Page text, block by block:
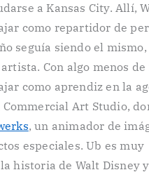
a Kansas City. Allí,
como repartidor de
seguía siendo el mismo,
Con algo menos de
como aprendiz en la
Art Studio,
, un animador de
especiales. Ub es muy
historia de Walt Disney